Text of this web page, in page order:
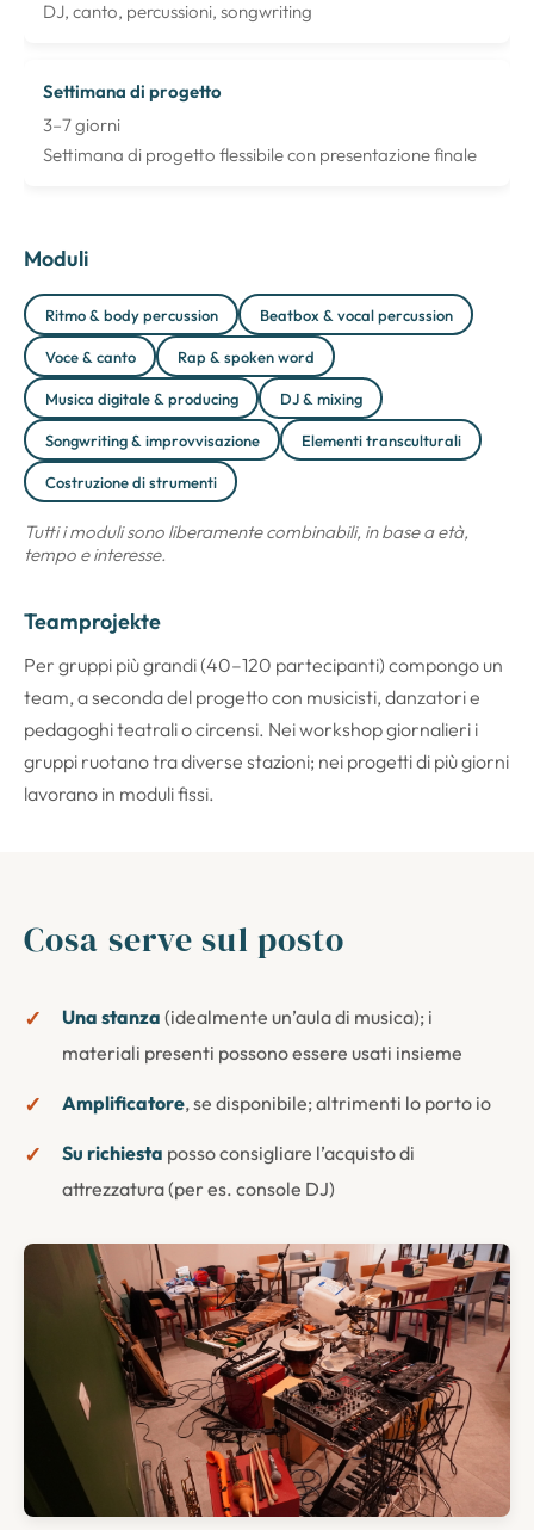
DJ, canto, percussioni, songwriting
Settimana di progetto
3–7 giorni
Settimana di progetto flessibile con presentazione finale
Moduli
Ritmo & body percussion Beatbox & vocal percussion
Voce & canto Rap & spoken word
Musica digitale & producing DJ & mixing
Songwriting & improvvisazione Elementi transculturali
Costruzione di strumenti
Tutti i moduli sono liberamente combinabili, in base a età,
tempo e interesse.
Teamprojekte
Per gruppi più grandi (40–120 partecipanti) compongo un
team, a seconda del progetto con musicisti, danzatori e
pedagoghi teatrali o circensi. Nei workshop giornalieri i
gruppi ruotano tra diverse stazioni; nei progetti di più giorni
lavorano in moduli fissi.
Cosa serve sul posto
✓ Una stanza (idealmente un’aula di musica); i
materiali presenti possono essere usati insieme
✓ Amplificatore, se disponibile; altrimenti lo porto io
✓ Su richiesta posso consigliare l’acquisto di
attrezzatura (per es. console DJ)